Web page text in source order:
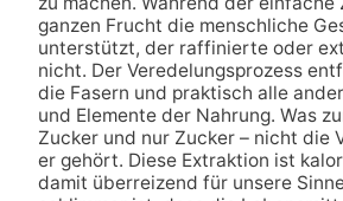
ganzen Frucht die menschliche
unterstützt, der raffinierte oder
nicht. Der Veredelungsprozess
die Fasern und praktisch alle
und Elemente der Nahrung. Was
Zucker und nur Zucker – nicht die
er gehört. Diese Extraktion ist
damit überreizend für unsere